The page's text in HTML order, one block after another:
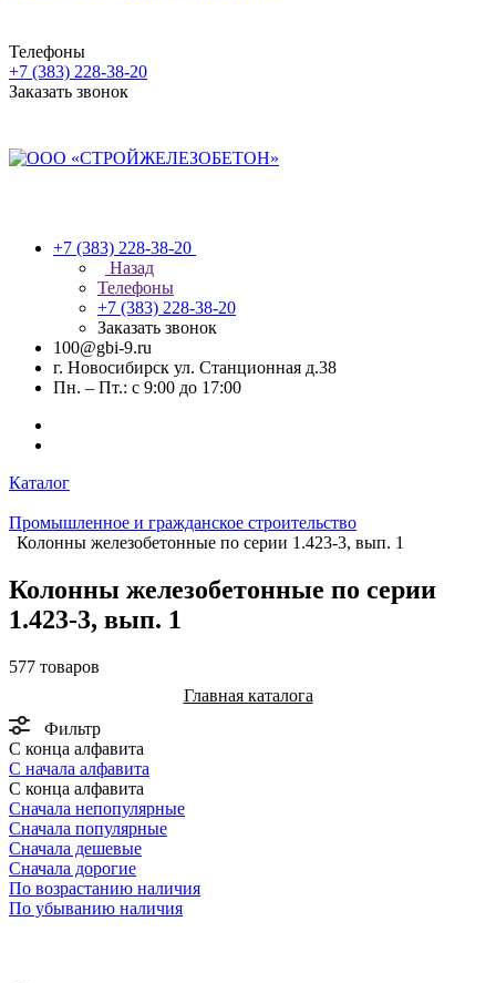
Телефоны
+7 (383) 228-38-20
Заказать звонок
+7 (383) 228-38-20
Назад
Телефоны
+7 (383) 228-38-20
Заказать звонок
100@gbi-9.ru
г. Новосибирск ул. Станционная д.38
Пн. – Пт.: с 9:00 до 17:00
Каталог
Промышленное и гражданское строительство
Колонны железобетонные по серии 1.423-3, вып. 1
Колонны железобетонные по серии
1.423-3, вып. 1
577 товаров
Главная каталога
Фильтр
С конца алфавита
С начала алфавита
С конца алфавита
Сначала непопулярные
Сначала популярные
Сначала дешевые
Сначала дорогие
По возрастанию наличия
По убыванию наличия